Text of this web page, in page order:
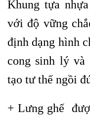
Khung tựa
với độ vững
định dạng hình
cong sinh lý
tạo tư thế ngồi
+ Lưng ghế